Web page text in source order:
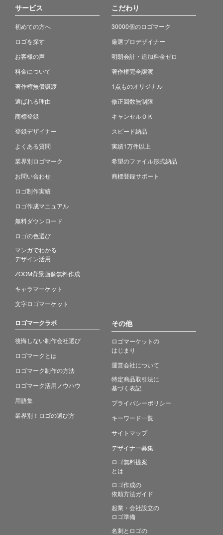
サービス
初めての方へ
ロゴを探す
お客様の声
料金について
著作権無償譲渡
選ばれる理由
商標登録
登録デザイナー
よくある質問
業界別ロゴマーク
お問い合わせ
ロゴ制作実績
ロゴ作成マニュアル
無料ダウンロード
ロゴの色選び
マンガでわかる
デザイン活用
ZOOM背景画像無料作成
キャラマーケット
文字ロゴマーケット
こだわり
30000個のロゴマーク
厳選プロデザイナー
明朗会計・追加料金ゼロ
著作権完全譲渡
1点ものオリジナル
修正回数無制限
キャンセルＯＫ
スピード納品
実績1万件以上
希望のファイル形式納品
商標登録サポート
ロゴマークラボ
後悔しない制作会社選び
ロゴマークとは
ロゴマーク制作の方法
ロゴマーク活用ノウハウ
用語集
業界別！ロゴの選び方
その他
ロゴマーケットの
はじまり
運営会社について
特定商品取引法に
基づく表記
プライバシーポリシー
キーワード一覧
サイトマップ
デザイナー募集
ロゴ無料提案
とは
ロゴ作成の
依頼方法ガイド
起業・会社設立の
ロゴ準備
名刺とロゴの